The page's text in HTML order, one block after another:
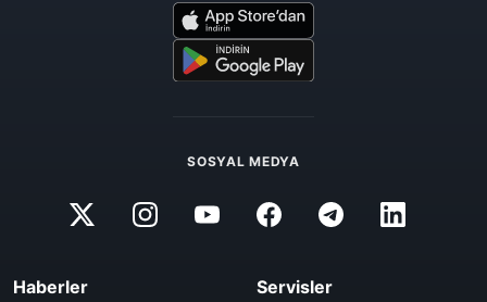
SOSYAL MEDYA
Haberler Servisler